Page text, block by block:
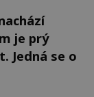
je prý
Jedná se o